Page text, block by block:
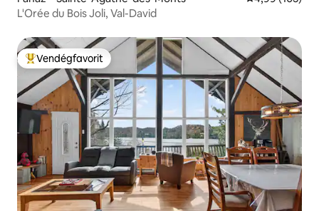
L'Orée du Bois Joli, Val-David
Kiemelt vendégfavorit
Vendégfavorit